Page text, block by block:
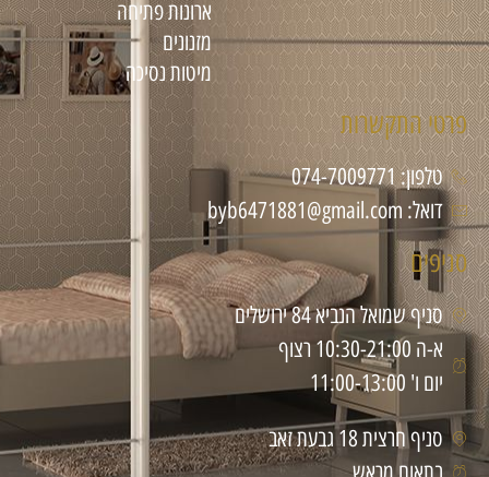
ארונות פתיחה
מזנונים
מיטות נסיכה
פרטי התקשרות
טלפון: 074-7009771
דואל: byb6471881@gmail.com
סניפים
סניף שמואל הנביא 84 ירושלים
א-ה 10:30-21:00 רצוף
יום ו' 11:00-13:00
סניף חרצית 18 גבעת זאב